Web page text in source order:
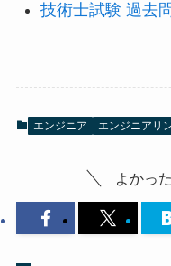
技術士試験 過去
エンジニア エンジニアリ
よかっ